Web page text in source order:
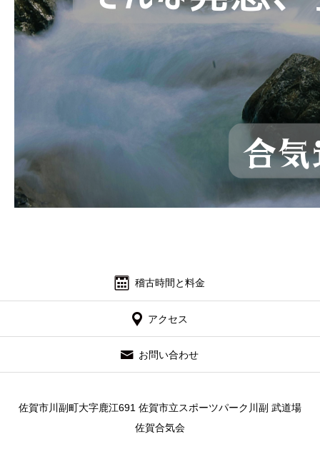
稽古時間と料金
アクセス
お問い合わせ
佐賀市川副町大字鹿江691 佐賀市立スポーツパーク川副 武道場
佐賀合気会